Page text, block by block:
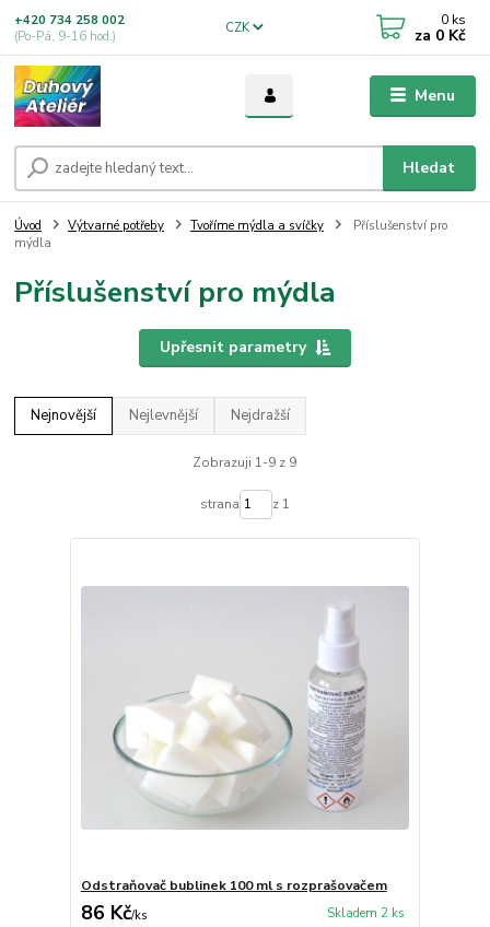
Menu
CZK
Hledat
+420 734 258 002
(Po-Pá, 9-16 hod.)
0 ks
za 0 Kč
Úvod Výtvarné potřeby Tvoříme mýdla a svíčky
Příslušenství pro
mýdla
Příslušenství pro mýdla
Upřesnit parametry
Nejnovější Nejlevnější Nejdražší
Zobrazuji 1-9 z 9
strana z 1
Odstraňovač bublinek 100 ml s rozprašovačem
86 Kč/ks Skladem 2 ks